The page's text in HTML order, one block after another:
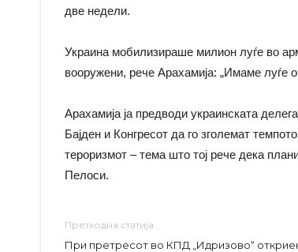
две недели.
Украина мобилизираше милион луѓе во
вооружени, рече Арахамија: „Имаме луѓе
Арахамија ја предводи украинската
Бајден и Конгресот да го зголемат
тероризмот – тема што тој рече дека
Пелоси.
Претходна статија
При претресот во КПД „Идризово“